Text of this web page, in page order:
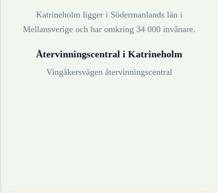
Katrineholm ligger i Södermanlands län i
Mellansverige och har omkring 34 000 invånare.
Återvinningscentral i Katrineholm
Vingåkersvägen återvinningscentral